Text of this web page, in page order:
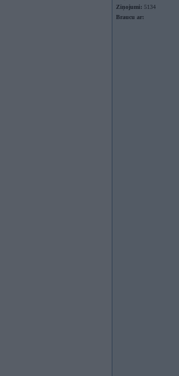
Ziņojumi: 5134
Braucu ar: